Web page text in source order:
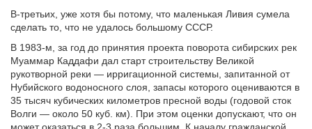
В-третьих, уже хотя бы потому, что маленькая Ливия сумела
сделать то, что не удалось большому СССР.
В 1983-м, за год до принятия проекта поворота сибирских рек
Муаммар Каддафи дал старт строительству Великой
рукотворной реки — ирригационной системы, запитанной от
Нубийского водоносного слоя, запасы которого оцениваются в
35 тысяч кубических километров пресной воды (годовой сток
Волги — около 50 куб. км). При этом оценки допускают, что он